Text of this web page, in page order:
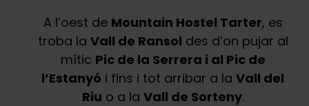
A l’oest de Mountain Hostel Tarter, es
troba la Vall de Ransol des d’on pujar al
mític Pic de la Serrera i al Pic de
l’Estanyó i fins i tot arribar a la Vall del
Riu o a la Vall de Sorteny.